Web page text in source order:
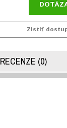
Zistiť
RECENZE (0)